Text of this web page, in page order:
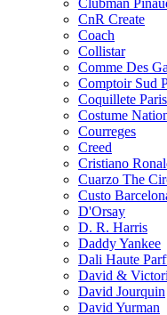
CnR Create
Coach
Collistar
Comme Des
Comptoir Sud
Coquillete Paris
Costume
Courreges
Creed
Cristiano
Cuarzo The
Custo
D'Orsay
D. R. Harris
Daddy Yankee
Dali Haute
David &
David Jourquin
David Yurman